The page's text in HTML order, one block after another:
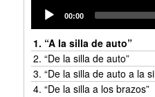
00:00
1. “A la silla de auto”
2.“De la silla de auto”
3.“De la silla de auto a la
4.“De la silla a los brazos”